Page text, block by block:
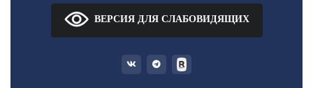
ВЕРСИЯ ДЛЯ СЛАБОВИДЯЩИХ